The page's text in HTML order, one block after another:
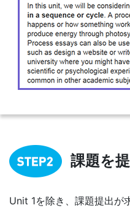
課題を
Unit 1を除き、課題提出が